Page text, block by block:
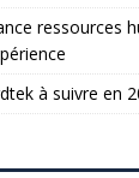
ressources
à suivre en